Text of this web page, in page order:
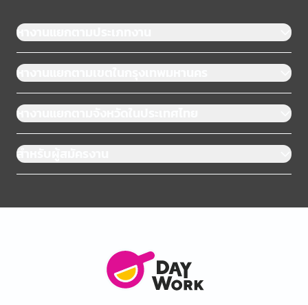
หางานแยกตามประเภทงาน
หางานแยกตามเขตในกรุงเทพมหานคร
หางานแยกตามจังหวัดในประเทศไทย
สำหรับผู้สมัครงาน